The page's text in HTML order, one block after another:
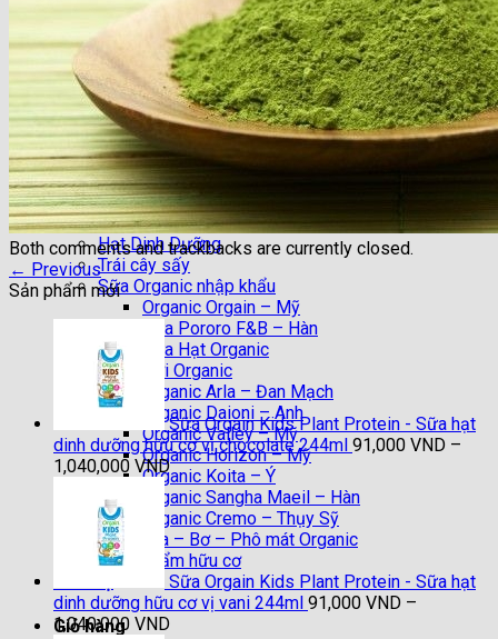
Giới Thiệu
Nhận Xét của KH
Tin Tức
Chuyên mục đẹp
Chia Sẻ
DIY (Do it yourself)
Làm Đẹp
Sức Khỏe
Vào Bếp
Khuyến Mại
Shop
Hạt Dinh Dưỡng
Trái cây sấy
Sữa Organic nhập khẩu
Organic Orgain – Mỹ
Sữa Pororo F&B – Hàn
Sữa Hạt Organic
Sữa Tươi Organic
Organic Arla – Đan Mạch
Organic Daioni – Anh
Organic Valley – Mỹ
Organic Horizon – Mỹ
Organic Koita – Ý
Organic Sangha Maeil – Hàn
Organic Cremo – Thụy Sỹ
Sữa chua – Bơ – Phô mát Organic
Thực phẩm hữu cơ
Giỏ hàng
Both comments and trackbacks are currently closed.
← Previous
Sản phẩm mới
Sữa Orgain Kids Plant Protein - Sữa hạt
dinh dưỡng hữu cơ vị chocolate 244ml 91,000 VND –
1,040,000 VNDKhoảng
giá:
từ
91,000 VND
đến
1,040,000 VND
Sữa Orgain Kids Plant Protein - Sữa hạt
dinh dưỡng hữu cơ vị vani 244ml 91,000 VND –
1,040,000 VNDKhoảng